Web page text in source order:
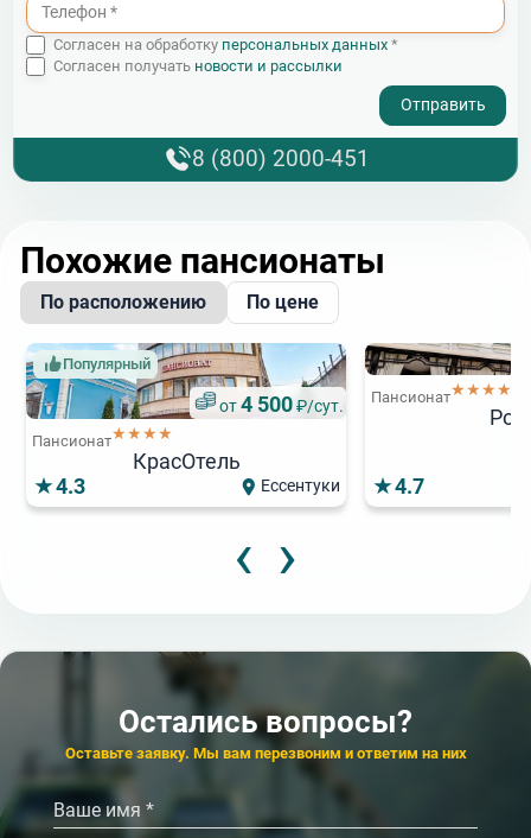
Согласен на обработку персональных данных *
Согласен получать новости и рассылки
8 (800) 2000-451
Похожие пансионаты
По расположению По цене
Популярный
от4 500₽/сут.
Пансионат★★★★
КрасОтель
4.3
Ессентуки
Пансионат★★★★
4.7
‹ ›
Популярный
Орбита-1
4.6
Сочи (Адлер)
Популярный
‹ ›
Остались вопросы?
Оставьте заявку. Мы вам перезвоним и ответим на них